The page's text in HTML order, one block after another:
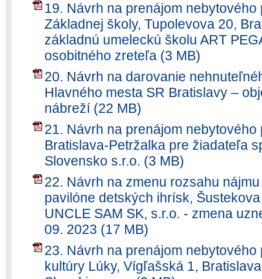
19. Návrh na prenájom
Základnej školy, Tupolevova 20,
základnú umeleckú školu ART
osobitného zreteľa (3 MB)
20. Návrh na darovanie
Hlavného mesta SR Bratislavy –
nábreží (22 MB)
21. Návrh na prenájom
Bratislava-Petržalka pre žiadateľa
Slovensko s.r.o. (3 MB)
22. Návrh na zmenu rozsahu
pavilóne detských ihrísk,
UNCLE SAM SK, s.r.o. - zmena
09. 2023 (17 MB)
23. Návrh na prenájom
kultúry Lúky, Vígľašská 1,